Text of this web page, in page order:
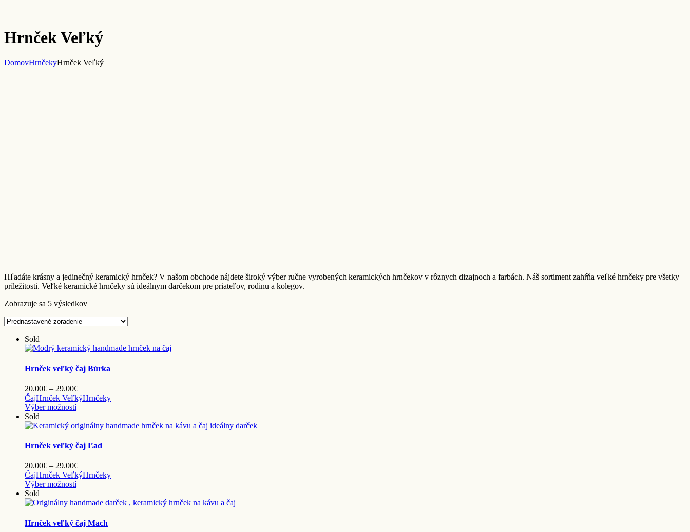
Hrnček Veľký
DomovHrnčekyHrnček Veľký
Hľadáte krásny a jedinečný keramický hrnček? V našom obchode nájdete široký výber ručne vyrobených keramických hrnčekov v rôznych dizajnoch a farbách. Náš sortiment zahŕňa veľké hrnčeky pre všetky
príležitosti. Veľké keramické hrnčeky sú ideálnym darčekom pre priateľov, rodinu a kolegov.
Zobrazuje sa 5 výsledkov
Sold
Hrnček veľký čaj Búrka
20.00€ – 29.00€Price
range:
29.00€
ČajHrnček VeľkýHrnčeky
Výber možnostíTento
má
variantov.
Možnosti
si
môžete
vybrať
na
stránke
produktu.
Sold
Hrnček veľký čaj Ľad
20.00€ – 29.00€Price
range:
29.00€
ČajHrnček VeľkýHrnčeky
Výber možnostíTento
má
variantov.
Možnosti
Sold
Hrnček veľký čaj Mach